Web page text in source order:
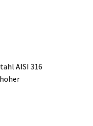
AISI 316